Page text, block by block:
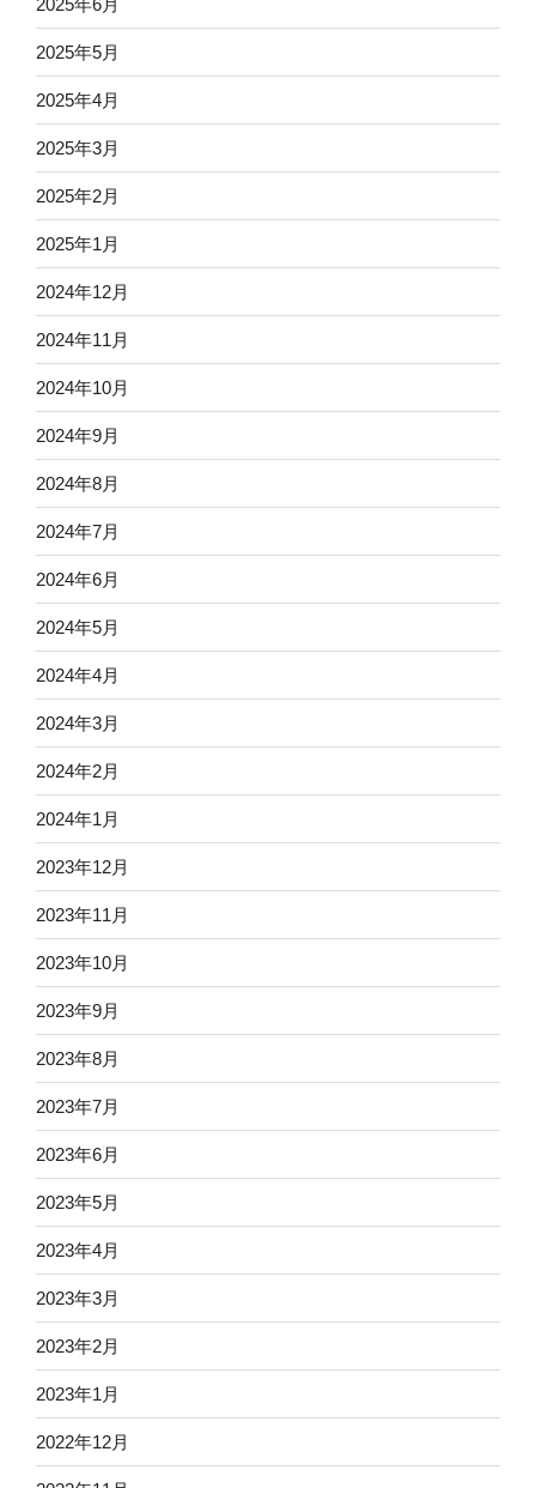
2025年5月
2025年4月
2025年3月
2025年2月
2025年1月
2024年12月
2024年11月
2024年10月
2024年9月
2024年8月
2024年7月
2024年6月
2024年5月
2024年4月
2024年3月
2024年2月
2024年1月
2023年12月
2023年11月
2023年10月
2023年9月
2023年8月
2023年7月
2023年6月
2023年5月
2023年4月
2023年3月
2023年2月
2023年1月
2022年12月